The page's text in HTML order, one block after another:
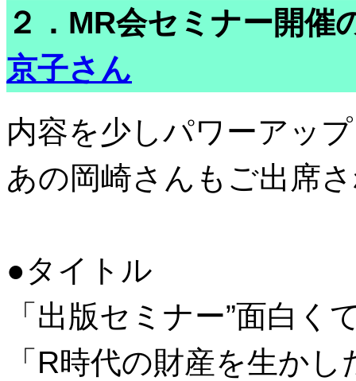
２．MR会セミナー開
京子さん
内容を少しパワーアッ
あの岡崎さんもご出席
●タイトル
「出版セミナー”面白く
「R時代の財産を生か